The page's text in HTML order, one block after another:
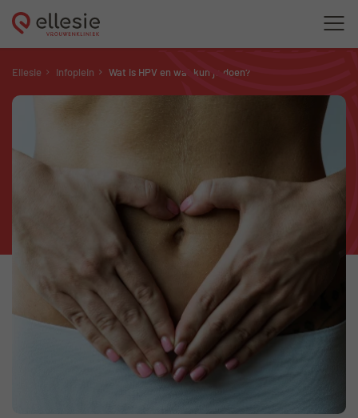
Ellesie Infoplein Wat is HPV en wat kun je doen?